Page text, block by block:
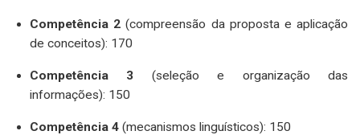
Competência 2 (compreensão da proposta e aplicação
de conceitos): 170
Competência 3 (seleção e organização das
informações): 150
Competência 4 (mecanismos linguísticos): 150